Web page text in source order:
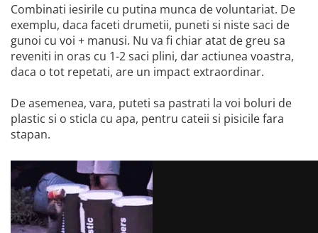
Combinati iesirile cu putina munca de voluntariat. De
exemplu, daca faceti drumetii, puneti si niste saci de
gunoi cu voi + manusi. Nu va fi chiar atat de greu sa
reveniti in oras cu 1-2 saci plini, dar actiunea voastra,
daca o tot repetati, are un impact extraordinar.
De asemenea, vara, puteti sa pastrati la voi boluri de
plastic si o sticla cu apa, pentru cateii si pisicile fara
stapan.